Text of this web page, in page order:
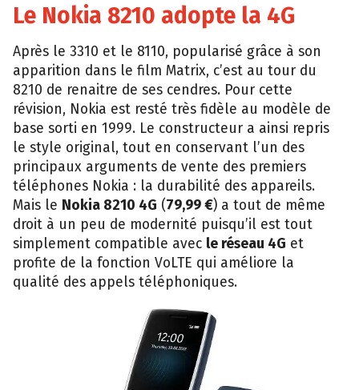
Le Nokia 8210 adopte la 4G
Après le 3310 et le 8110, popularisé grâce à son
apparition dans le film Matrix, c’est au tour du
8210 de renaitre de ses cendres. Pour cette
révision, Nokia est resté très fidèle au modèle de
base sorti en 1999. Le constructeur a ainsi repris
le style original, tout en conservant l’un des
principaux arguments de vente des premiers
téléphones Nokia : la durabilité des appareils.
Mais le Nokia 8210 4G (79,99 €) a tout de même
droit à un peu de modernité puisqu’il est tout
simplement compatible avec le réseau 4G et
profite de la fonction VoLTE qui améliore la
qualité des appels téléphoniques.